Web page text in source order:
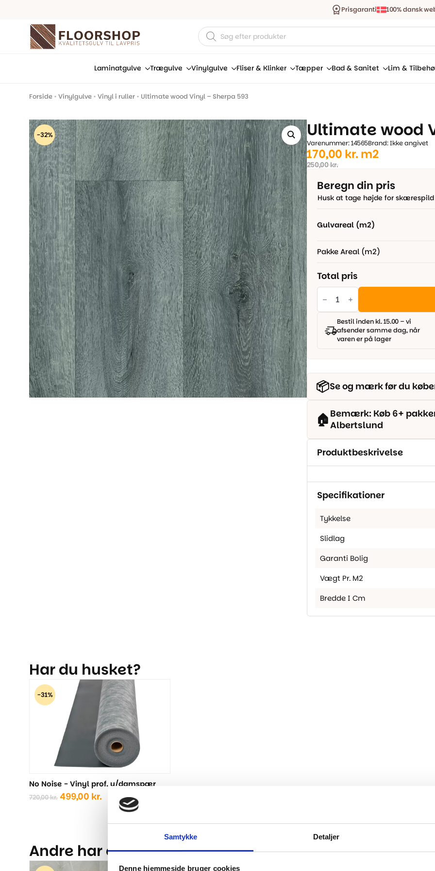
Samtykke Detaljer
Denne hjemmeside bruger cookies
Prisgaranti 100% dansk
Products
search
Laminatgulve Trægulve Vinylgulve Fliser & Klinker Tæpper Bad & Sanitet Lim &
Forside • Vinylgulve • Vinyl i ruller • Ultimate wood Vinyl – Sherpa 593
-32% Ultimate wood
Varenummer: 14565Brand: Ikke angivet
250,00kr.
Den
oprindelige
pris
var:
250,00 kr..
170,00 kr.
Den
aktuelle
pris
er:
170,00 kr..
m2
Beregn din pris
Husk at tage højde for skærespild
Gulvareal (m2)
Pakke Areal (m2)
Total pris
Ultimate
wood
-
Sherpa
593
antal
Bestil inden kl. 15.00 – vi
afsender samme dag, når
varen er på lager
📦Se og mærk før du
🏠 Bemærk: Køb 6+
Albertslund
Produktbeskrivelse
Specifikationer
Tykkelse
Slidlag
Garanti Bolig
Vægt Pr. M2
Bredde I Cm
Har du husket?
-31%
No Noise - Vinyl prof. u/damspær
720,00kr. Den
499,00 kr.Den
aktuelle
er:
Andre har også kigget på...